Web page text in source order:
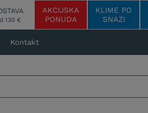
130 €
AKCIJSKA
PONUDA
KLIME PO
SNAZI
Kontakt